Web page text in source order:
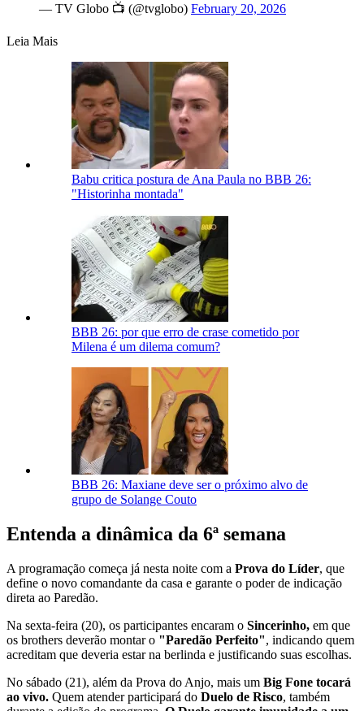
— TV Globo 📺 (@tvglobo) February 20, 2026
Leia Mais
Babu critica postura de Ana Paula no BBB 26:
"Historinha montada"
BBB 26: por que erro de crase cometido por
Milena é um dilema comum?
BBB 26: Maxiane deve ser o próximo alvo de
grupo de Solange Couto
Entenda a dinâmica da 6ª semana
A programação começa já nesta noite com a Prova do Líder, que
define o novo comandante da casa e garante o poder de indicação
direta ao Paredão.
Na sexta-feira (20), os participantes encaram o Sincerinho, em que
os brothers deverão montar o "Paredão Perfeito", indicando quem
acreditam que deveria estar na berlinda e justificando suas escolhas.
No sábado (21), além da Prova do Anjo, mais um Big Fone tocará
ao vivo. Quem atender participará do Duelo de Risco, também